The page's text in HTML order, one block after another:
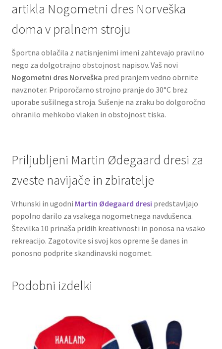
artikla Nogometni dres Norveška
doma v pralnem stroju
Športna oblačila z natisnjenimi imeni zahtevajo pravilno
nego za dolgotrajno obstojnost napisov. Vaš novi
Nogometni dres Norveška pred pranjem vedno obrnite
navznoter. Priporočamo strojno pranje do 30°C brez
uporabe sušilnega stroja. Sušenje na zraku bo dolgoročno
ohranilo mehkobo vlaken in obstojnost tiska.
Priljubljeni Martin Ødegaard dresi za
zveste navijače in zbiratelje
Vrhunski in ugodni Martin Ødegaard dresi predstavljajo
popolno darilo za vsakega nogometnega navdušenca.
Številka 10 prinaša pridih kreativnosti in ponosa na vsako
rekreacijo. Zagotovite si svoj kos opreme še danes in
ponosno podprite skandinavski nogomet.
Podobni izdelki